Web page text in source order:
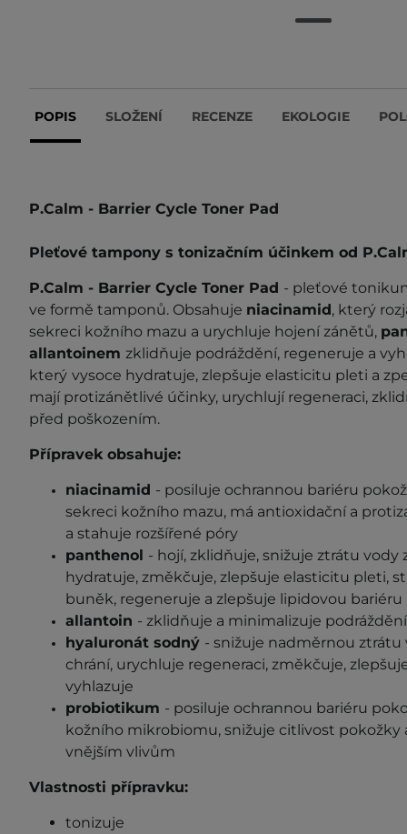
POPIS SLOŽENÍ RECENZE EKOLOGIE
P.Calm - Barrier Cycle Toner Pad
Pleťové tampony s tonizačním účinkem od
P.Calm - Barrier Cycle Toner Pad - pleťové
ve formě tamponů. Obsahuje niacinamid, který
sekreci kožního mazu a urychluje hojení zánětů,
allantoinem zklidňuje podráždění, regeneruje a
který vysoce hydratuje, zlepšuje elasticitu pleti a
mají protizánětlivé účinky, urychlují regeneraci,
před poškozením.
Přípravek obsahuje:
niacinamid - posiluje ochrannou bariéru
sekreci kožního mazu, má antioxidační a
a stahuje rozšířené póry
panthenol - hojí, zklidňuje, snižuje ztrátu vody
hydratuje, změkčuje, zlepšuje elasticitu pleti,
buněk, regeneruje a zlepšuje lipidovou bariéru
allantoin - zklidňuje a minimalizuje podráždění
hyaluronát sodný - snižuje nadměrnou ztrátu
chrání, urychluje regeneraci, změkčuje,
vyhlazuje
probiotikum - posiluje ochrannou bariéru
kožního mikrobiomu, snižuje citlivost pokožky
vnějším vlivům
Vlastnosti přípravku:
tonizuje